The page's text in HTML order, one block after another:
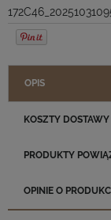
OPIS
KOSZTY DOSTAWY
PRODUKTY
OPINIE O